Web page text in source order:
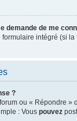
demande de me
intégré (si
?
ou « Répondre
: Vous pouvez